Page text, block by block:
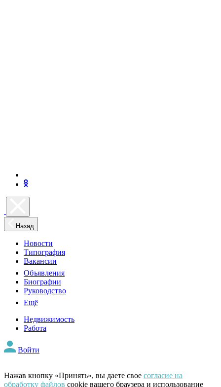
Назад
Новости
Типография
Вакансии
Объявления
Биографии
Руководство
Ещё
Недвижимость
Работа
Войти
Нажав кнопку «Принять», вы даете свое согласие на
обработку файлов cookie вашего браузера и использование